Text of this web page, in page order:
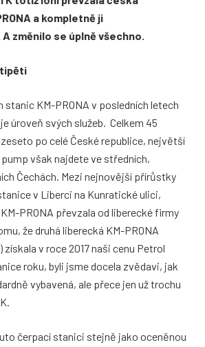
a kompletně ji
změnilo se úplně všechno.
stanic KM-PRONA v posledních letech
úroveň svých služeb. Celkem 45
po celé České republice, největší
však najdete ve středních,
Čechách. Mezi nejnovější přírůstky
v Liberci na Kunratické ulici,
PRONA převzala od liberecké firmy
že druhá liberecká KM-PRONA
v roce 2017 naši cenu Petrol
roku, byli jsme docela zvědavi, jak
vybavená, ale přece jen už trochu
čerpací stanici stejně jako oceněnou